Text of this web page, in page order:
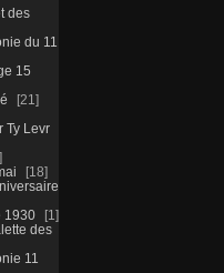
des
du 11
15
21
Ty Levr
18
1930
1
des
11